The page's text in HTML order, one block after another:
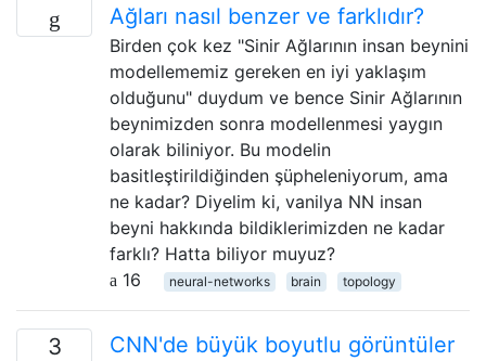
Ağları nasıl benzer ve farklıdır?
Birden çok kez "Sinir Ağlarının insan beynini
modellememiz gereken en iyi yaklaşım
olduğunu" duydum ve bence Sinir Ağlarının
beynimizden sonra modellenmesi yaygın
olarak biliniyor. Bu modelin
basitleştirildiğinden şüpheleniyorum, ama
ne kadar? Diyelim ki, vanilya NN insan
beyni hakkında bildiklerimizden ne kadar
farklı? Hatta biliyor muyuz?
16
neural-networks brain topology
3
CNN'de büyük boyutlu görüntüler